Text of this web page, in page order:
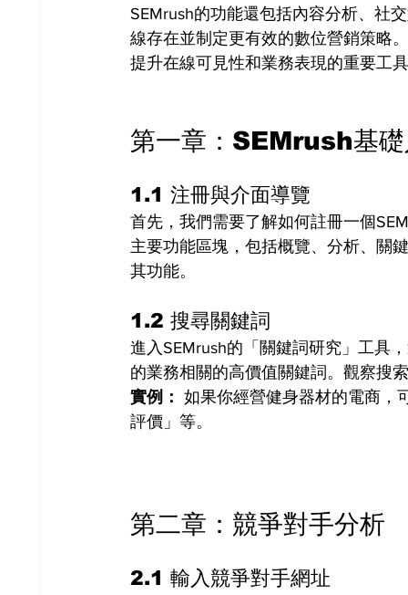
SEMrush的功能還包括內容分析、社
線存在並制定更有效的數位營銷策略
提升在線可見性和業務表現的重要工
第一章：SEMrush基礎
1.1 注冊與介面導覽
首先，我們需要了解如何註冊一個
主要功能區塊，包括概覽、分析、關
其功能。
1.2 搜尋關鍵詞
進入SEMrush的「關鍵詞研究」工具
的業務相關的高價值關鍵詞。觀察搜
實例： 如果你經營健身器材的電商，
評價」等。
第二章：競爭對手分析
2.1 輸入競爭對手網址